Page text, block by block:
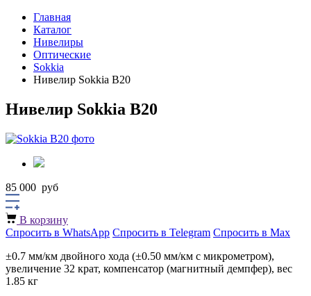
Главная
Каталог
Нивелиры
Оптические
Sokkia
Нивелир Sokkia B20
Нивелир Sokkia B20
85 000 руб
В корзину
Спросить в WhatsApp Спросить в Telegram Спросить в Max
±0.7 мм/км двойного хода (±0.50 мм/км с микрометром),
увеличение 32 крат, компенсатор (магнитный демпфер), вес
1.85 кг